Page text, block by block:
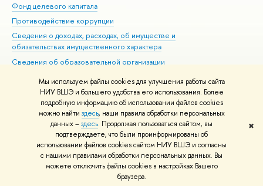
Мы используем файлы cookies для улучшения работы сайта
НИУ ВШЭ и большего удобства его использования. Более
подробную информацию об использовании файлов cookies
можно найти здесь, наши правила обработки персональных
данных –здесь. Продолжая пользоваться сайтом, вы
подтверждаете, что были проинформированы об
использовании файлов cookies сайтом НИУ ВШЭ и согласны
с нашими правилами обработки персональных данных. Вы
можете отключить файлы cookies в настройках Вашего
браузера.
✖
Фонд целевого капитала
Противодействие коррупции
Сведения о доходах, расходах, об имуществе и
обязательствах имущественного характера
Сведения об образовательной организации
Людям с ограниченными возможностями здоровья
Единая платежная страница
Работа в Вышке
© НИУ ВШЭ 1993–2026 Адреса и контакты Условия использования
материалов Политика конфиденциальности Карта сайта
Шрифты HSE Sans и HSE Slab разработаны вШколе дизайна НИУ ВШЭ